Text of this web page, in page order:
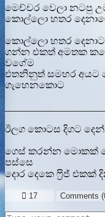
මෙච්චර වෙලා නටපු
කොල්ලො හතර
කොල්ලො හතර
ගන්න එකත් අමතක
වගේම
එතනිනුත් සමහර අයට
ගැහෙනකොට
ඊලග කොටස දිගට
ගෙස් කරන්න මොකක්
පස්සෙ
දොර දෙකෙ ෆ්‍රිජ් එකක්
 17 Comments (